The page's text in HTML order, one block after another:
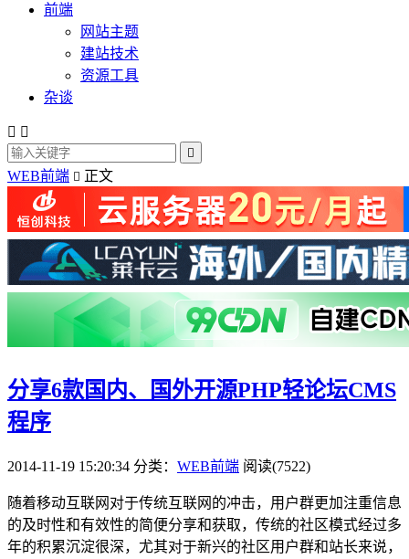
前端
网站主题
建站技术
资源工具
杂谈
 

WEB前端  正文
分享6款国内、国外开源PHP轻论坛CMS
程序
2014-11-19 15:20:34 分类： WEB前端 阅读(7522)
随着移动互联网对于传统互联网的冲击，用户群更加注重信息
的及时性和有效性的简便分享和获取，传统的社区模式经过多
年的积累沉淀很深，尤其对于新兴的社区用户群和站长来说，